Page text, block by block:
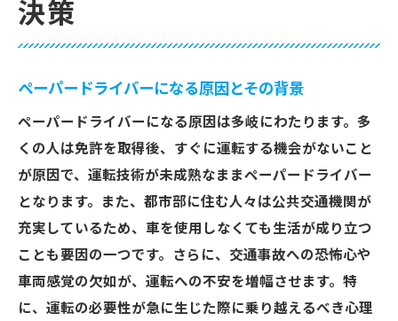
決策
ペーパードライバーになる原因とその背景
ペーパードライバーになる原因は多岐にわたります。多
くの人は免許を取得後、すぐに運転する機会がないこと
が原因で、運転技術が未成熟なままペーパードライバー
となります。また、都市部に住む人々は公共交通機関が
充実しているため、車を使用しなくても生活が成り立つ
ことも要因の一つです。さらに、交通事故への恐怖心や
車両感覚の欠如が、運転への不安を増幅させます。特
に、運転の必要性が急に生じた際に乗り越えるべき心理